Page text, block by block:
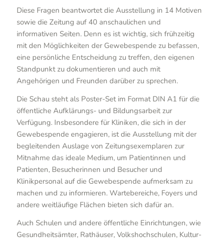
Diese Fragen beantwortet die Ausstellung in 14 Motiven
sowie die Zeitung auf 40 anschaulichen und
informativen Seiten. Denn es ist wichtig, sich frühzeitig
mit den Möglichkeiten der Gewebespende zu befassen,
eine persönliche Entscheidung zu treffen, den eigenen
Standpunkt zu dokumentieren und auch mit
Angehörigen und Freunden darüber zu sprechen.
Die Schau steht als Poster-Set im Format DIN A1 für die
öffentliche Aufklärungs- und Bildungsarbeit zur
Verfügung. Insbesondere für Kliniken, die sich in der
Gewebespende engagieren, ist die Ausstellung mit der
begleitenden Auslage von Zeitungsexemplaren zur
Mitnahme das ideale Medium, um Patientinnen und
Patienten, Besucherinnen und Besucher und
Klinikpersonal auf die Gewebespende aufmerksam zu
machen und zu informieren. Wartebereiche, Foyers und
andere weitläufige Flächen bieten sich dafür an.
Auch Schulen und andere öffentliche Einrichtungen, wie
Gesundheitsämter, Rathäuser, Volkshochschulen, Kultur-